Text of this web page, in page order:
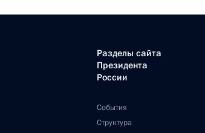
Разделы сайта
Президента
России
События
Структура